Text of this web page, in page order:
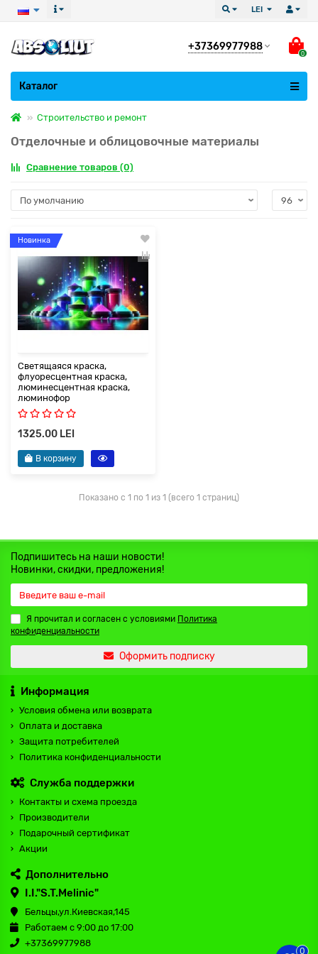
LEI
+37369977988
0
Все категории
Каталог
Строительство и ремонт
Отделочные и облицовочные материалы
Сравнение товаров (0)
Новинка
Светящаяся краска,
флуоресцентная краска,
люминесцентная краска,
люминофор
1325.00 LEI
В корзину
Показано с 1 по 1 из 1 (всего 1 страниц)
Подпишитесь на наши новости!
Новинки, скидки, предложения!
Я прочитал и согласен с условиями Политика
конфиденциальности
Оформить подписку
Информация
Условия обмена или возврата
Оплата и доставка
Защита потребителей
Политика конфиденциальности
Служба поддержки
Контакты и схема проезда
Производители
Подарочный сертификат
Акции
Дополнительно
I.I."S.T.Melinic"
Бельцы,ул.Киевская,145
Работаем с 9:00 до 17:00
+37369977988
0